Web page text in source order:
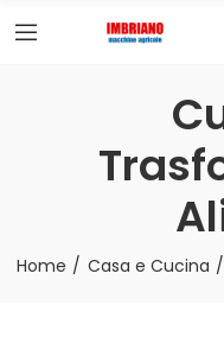
Home Casa e Cucina